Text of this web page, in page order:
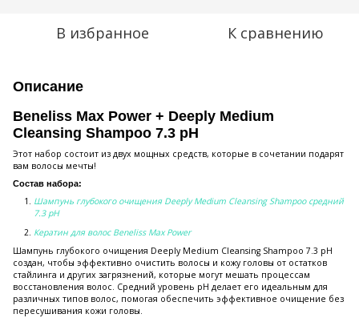
В избранное К сравнению
Описание
Beneliss Max Power + Deeply Medium
Cleansing Shampoo 7.3 pH
Этот набор состоит из двух мощных средств, которые в сочетании подарят
вам волосы мечты!
Состав набора:
Шампунь глубокого очищения Deeply Medium Cleansing Shampoo средний
7.3 pH
Кератин для волос Beneliss Max Power
Шампунь глубокого очищения Deeply Medium Cleansing Shampoo 7.3 pH
создан, чтобы эффективно очистить волосы и кожу головы от остатков
стайлинга и других загрязнений, которые могут мешать процессам
восстановления волос. Средний уровень pH делает его идеальным для
различных типов волос, помогая обеспечить эффективное очищение без
пересушивания кожи головы.